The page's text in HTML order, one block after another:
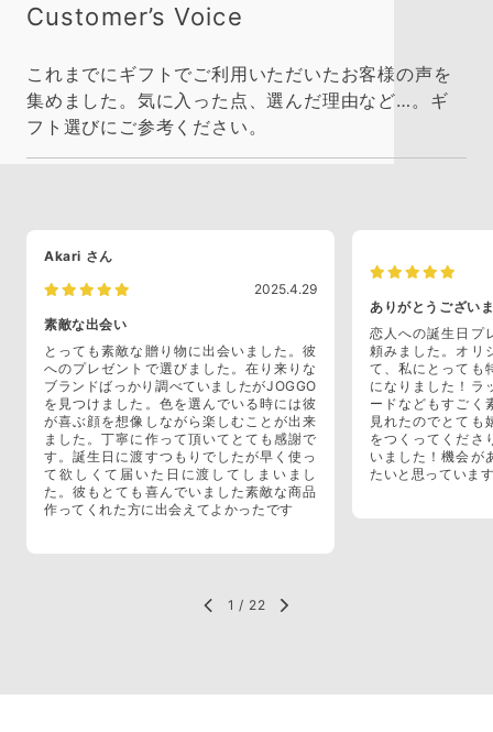
Customer’s Voice
これまでにギフトでご利用いただいたお客様の声を
集めました。気に入った点、選んだ理由など…。ギ
フト選びにご参考ください。
Akari さん
2025.4.29
素敵な出会い
とっても素敵な贈り物に出会いました。彼
へのプレゼントで選びました。在り来りな
ブランドばっかり調べていましたがJOGGO
を見つけました。色を選んでいる時には彼
が喜ぶ顔を想像しながら楽しむことが出来
ました。丁寧に作って頂いてとても感謝で
す。誕生日に渡すつもりでしたが早く使っ
て欲しくて届いた日に渡してしまいまし
た。彼もとても喜んでいました素敵な商品
作ってくれた方に出会えてよかったです
ありがとうござい
恋人への誕生日プ
頼みました。オリ
て、私にとっても
になりました！ラ
ードなどもすごく
見れたのでとても
をつくってくださ
いました！機会が
たいと思っていま
1 / 22